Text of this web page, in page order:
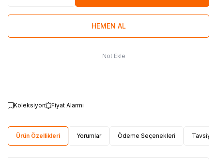
HEMEN AL
Not Ekle
Koleksiyon Fiyat Alarmı
Ürün Özellikleri Yorumlar Ödeme Seçenekleri Tavsiye